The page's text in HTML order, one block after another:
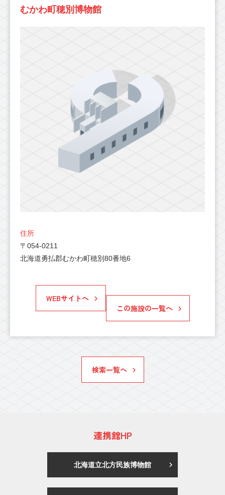
むかわ町穂別博物館
住所
〒054-0211
北海道勇払郡むかわ町穂別80番地6
WEBサイトへ
この施設の一覧へ
検索一覧へ
連携館HP
北海道立北方民族博物館